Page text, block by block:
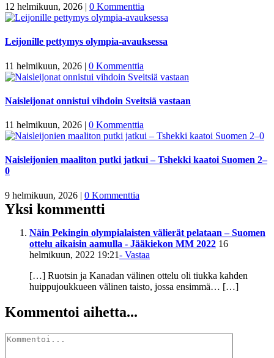
12 helmikuun, 2026 | 0 Kommenttia
Leijonille pettymys olympia-avauksessa
11 helmikuun, 2026 | 0 Kommenttia
Naisleijonat onnistui vihdoin Sveitsiä vastaan
11 helmikuun, 2026 | 0 Kommenttia
Naisleijonien maaliton putki jatkui – Tshekki kaatoi Suomen 2–
0
9 helmikuun, 2026 | 0 Kommenttia
Yksi kommentti
Näin Pekingin olympialaisten välierät pelataan – Suomen
ottelu aikaisin aamulla - Jääkiekon MM 2022 16
helmikuun, 2022 19:21- Vastaa
[…] Ruotsin ja Kanadan välinen ottelu oli tiukka kahden
huippujoukkueen välinen taisto, jossa ensimmä… […]
Kommentoi aihetta...
Kommentti